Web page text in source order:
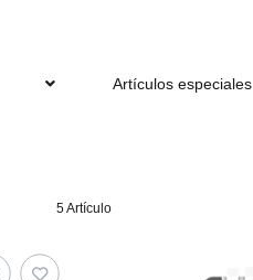
Artículos especiales
5 Artículo